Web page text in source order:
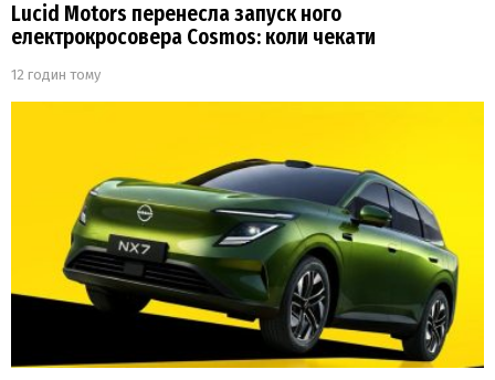
Lucid Motors перенесла запуск ного
електрокросовера Cosmos: коли чекати
12 годин тому